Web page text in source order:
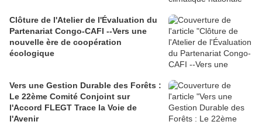
Clôture de l'Atelier de l'Évaluation du
Partenariat Congo-CAFI --Vers une
nouvelle ère de coopération
écologique
Vers une Gestion Durable des Forêts :
Le 22ème Comité Conjoint sur
l'Accord FLEGT Trace la Voie de
l'Avenir